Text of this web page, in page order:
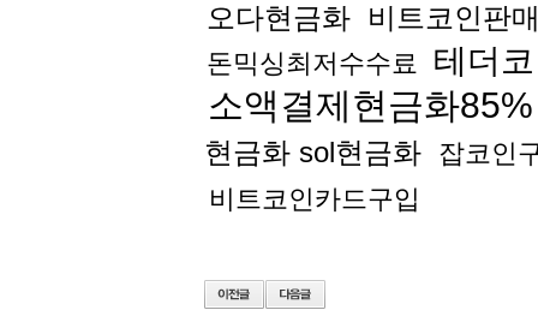
오다현금화 비트코인판
돈믹싱최저수수료 테더
소액결제현금화85%
현금화 sol현금화 잡코인
비트코인카드구입